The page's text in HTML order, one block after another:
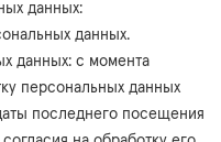
данных:
данных.
данных: с момента
персональных данных
последнего посещения